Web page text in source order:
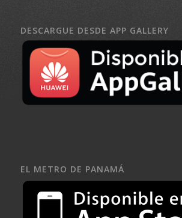
DESCARGUE DESDE APP GALLERY
EL METRO DE PANAMÁ